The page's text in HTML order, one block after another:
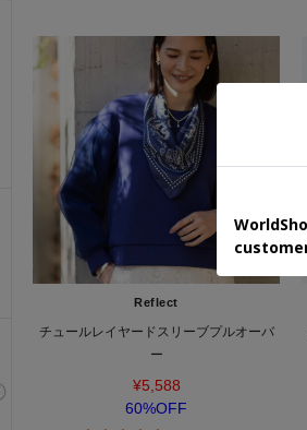
Reflect
チュールレイヤードスリーブプルオーバ
ー
¥5,588
60%OFF